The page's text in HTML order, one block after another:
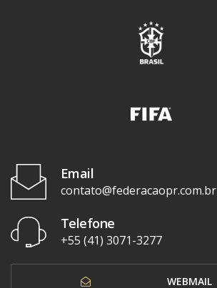
Email
contato@federacaopr.com.br
Telefone
+55 (41) 3071-3277
WEBMAIL